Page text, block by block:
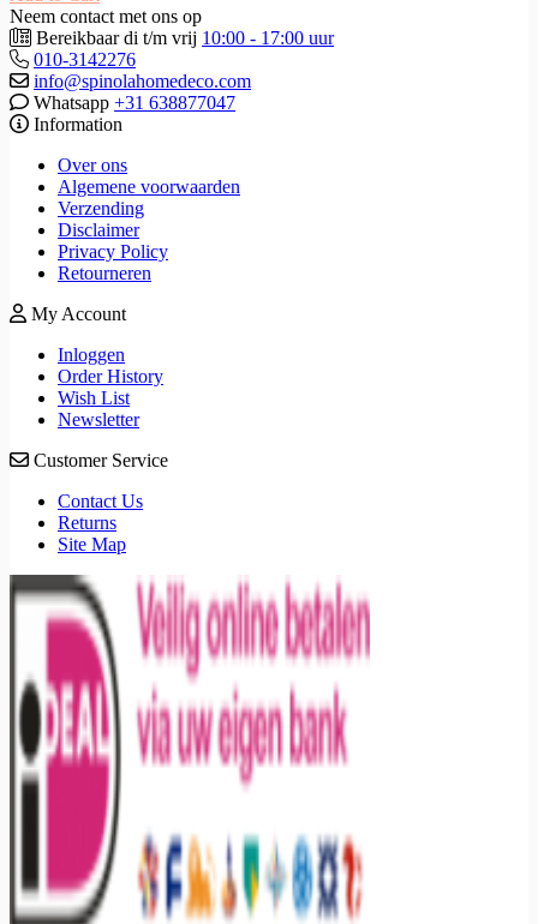
Neem contact met ons op
Bereikbaar di t/m vrij 10:00 - 17:00 uur
010-3142276
info@spinolahomedeco.com
Whatsapp +31 638877047
Information
Over ons
Algemene voorwaarden
Verzending
Disclaimer
Privacy Policy
Retourneren
My Account
Inloggen
Order History
Wish List
Newsletter
Customer Service
Contact Us
Returns
Site Map